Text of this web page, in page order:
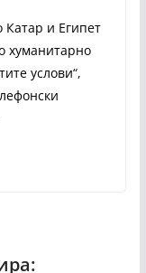
Катар и Египет
хуманитарно
услови“,